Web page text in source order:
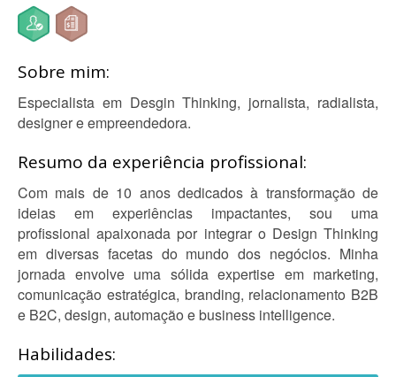
Sobre mim:
Especialista em Desgin Thinking, jornalista, radialista,
designer e empreendedora.
Resumo da experiência profissional:
Com mais de 10 anos dedicados à transformação de
ideias em experiências impactantes, sou uma
profissional apaixonada por integrar o Design Thinking
em diversas facetas do mundo dos negócios. Minha
jornada envolve uma sólida expertise em marketing,
comunicação estratégica, branding, relacionamento B2B
e B2C, design, automação e business intelligence.
Habilidades: